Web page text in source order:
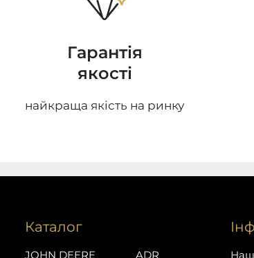
Гарантія
якості
найкраща якість на ринку
Каталог
JOHN DEERE
ADR